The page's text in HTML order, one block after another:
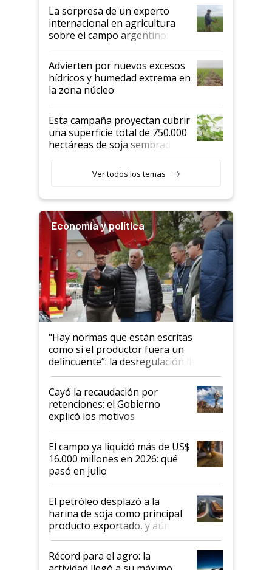
La sorpresa de un experto
internacional en agricultura
sobre el campo argentino:
"Estoy muy impresionado"
Advierten por nuevos excesos
hídricos y humedad extrema en
la zona núcleo
Esta campaña proyectan cubrir
una superficie total de 750.000
hectáreas de soja sembradas
variedades que marcan un
salto tecnológico en genética y
Ver todos los temas
Economía y política
"Hay normas que están escritas
como si el productor fuera un
delincuente”: la desregulación llegó
al Congreso Aapresid y hasta se
habló del financiamiento al IPCVA
Cayó la recaudación por
retenciones: el Gobierno
explicó los motivos
El campo ya liquidó más de US$
16.000 millones en 2026: qué
pasó en julio
El petróleo desplazó a la
harina de soja como principal
producto exportado, y aún así
el agro aportó casi seis de cada
diez dólares y sostuvo el
liderazgo en un semestre
Récord para el agro: la